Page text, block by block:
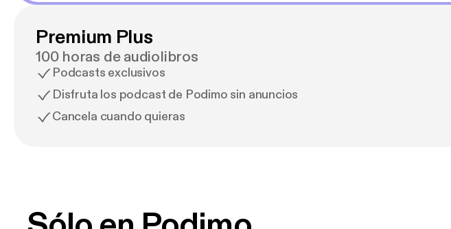
Premium Plus
100 horas de audiolibros
Podcasts exclusivos
Disfruta los podcast de Podimo sin anuncios
Cancela cuando quieras